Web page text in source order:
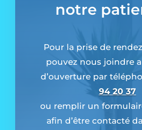
notre
Pour la prise de
pouvez nous joindre
d’ouverture par
94 20 37
ou remplir un
afin d’être contacté